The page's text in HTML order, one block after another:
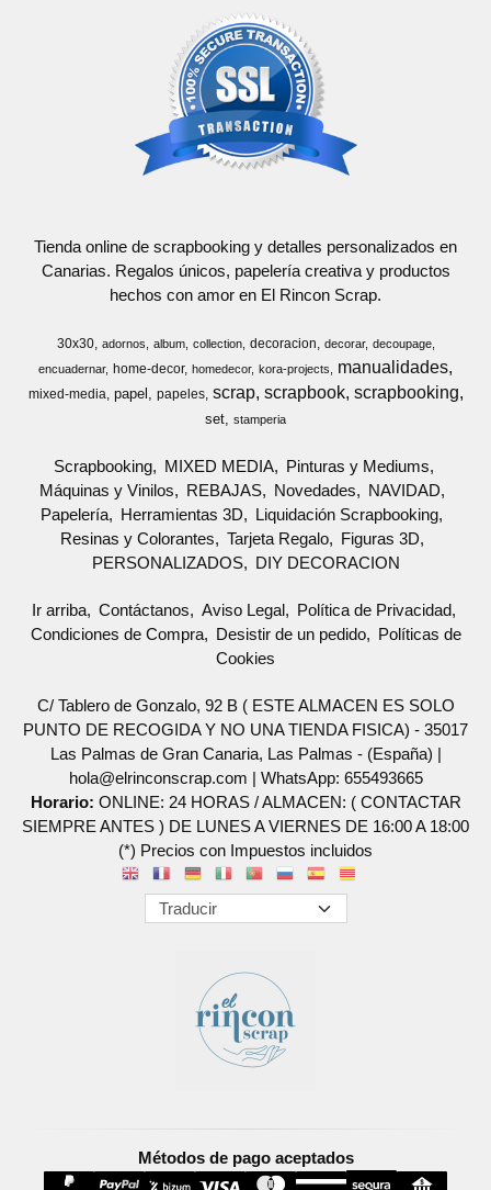
Tienda online de scrapbooking y detalles personalizados en
Canarias. Regalos únicos, papelería creativa y productos
hechos con amor en El Rincon Scrap.
30x30 adornos album collection decoracion decorar
decoupage
encuadernar
home-decor homedecor kora-projects manualidades
mixed-media papel papeles scrap scrapbook scrapbooking
set stamperia
Scrapbooking MIXED MEDIA
Pinturas y Mediums
Máquinas y Vinilos
REBAJAS Novedades
NAVIDAD
Papelería
Herramientas 3D
Liquidación Scrapbooking
Resinas y Colorantes
Tarjeta Regalo
Figuras 3D
PERSONALIZADOS
DIY DECORACION
Ir arriba Contáctanos Aviso Legal
Política de Privacidad
Condiciones de Compra
Desistir de un pedido
Políticas de
Cookies
C/ Tablero de Gonzalo, 92 B ( ESTE ALMACEN ES SOLO
PUNTO DE RECOGIDA Y NO UNA TIENDA FISICA) - 35017
Las Palmas de Gran Canaria, Las Palmas - (España) |
hola@elrinconscrap.com | WhatsApp: 655493665
Horario: ONLINE: 24 HORAS / ALMACEN: ( CONTACTAR
SIEMPRE ANTES ) DE LUNES A VIERNES DE 16:00 A 18:00
(*) Precios con Impuestos incluidos
Métodos de pago aceptados